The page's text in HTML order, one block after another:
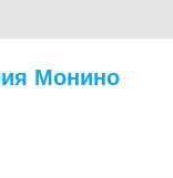
Монино